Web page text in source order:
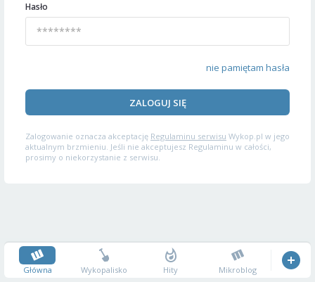
Hasło
nie pamiętam hasła
ZALOGUJ SIĘ
Zalogowanie oznacza akceptację Regulaminu serwisu Wykop.pl w jego
aktualnym brzmieniu. Jeśli nie akceptujesz Regulaminu w całości,
prosimy o niekorzystanie z serwisu.
Główna Wykopalisko Hity Mikroblog